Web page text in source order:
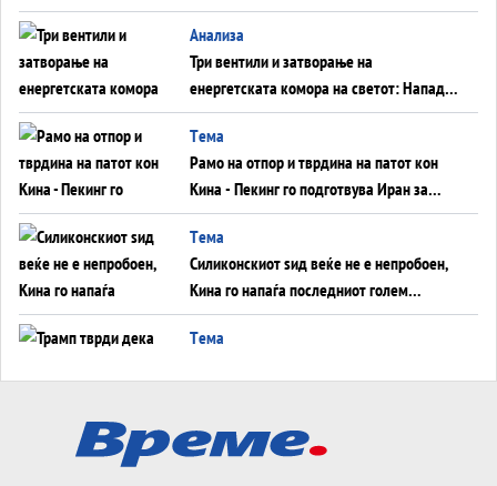
WILDBERRIES
Aнализа
Три вентили и затворање на
енергетската комора на светот: Нападот
во Суец најавува глобален енергетски
инфаркт?
Tема
Рамо на отпор и тврдина на патот кон
Кина - Пекинг го подготвува Иран за
американска копнена инвазија
Tема
Силиконскиот ѕид веќе не е непробоен,
Кина го напаѓа последниот голем
монопол на Западот?
Tема
Tема
ДЛАБОКО УДОЛУ: Сметководствените